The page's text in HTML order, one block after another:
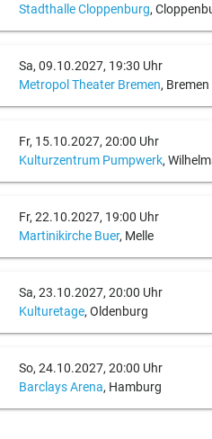
Stadthalle Cloppenburg,
Sa, 09.10.2027, 19:30 Uhr
Metropol Theater Bremen, Bremen
Fr, 15.10.2027, 20:00 Uhr
Kulturzentrum Pumpwerk,
Fr, 22.10.2027, 19:00 Uhr
Martinikirche Buer, Melle
Sa, 23.10.2027, 20:00 Uhr
Kulturetage, Oldenburg
So, 24.10.2027, 20:00 Uhr
Barclays Arena, Hamburg